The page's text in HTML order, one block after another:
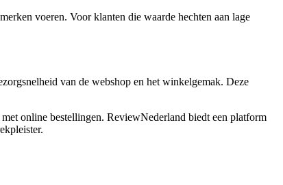
voeren. Voor klanten die waarde hechten aan lage
van de webshop en het winkelgemak. Deze
online bestellingen. ReviewNederland biedt een platform